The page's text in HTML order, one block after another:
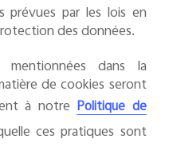
prévues par les lois en
des données.
dans la
de cookies seront
à notre Politique de
ces pratiques sont